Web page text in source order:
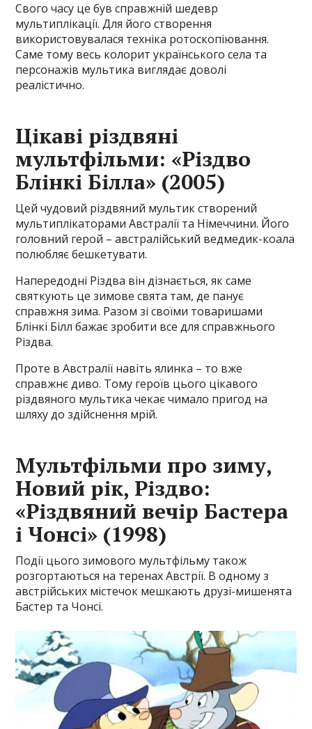
Свого часу це був справжній шедевр
мультиплікації. Для його створення
використовувалася техніка ротоскопіювання.
Саме тому весь колорит українського села та
персонажів мультика виглядає доволі
реалістично.
Цікаві різдвяні
мультфільми: «Різдво
Блінкі Білла» (2005)
Цей чудовий різдвяний мультик створений
мультиплікаторами Австралії та Німеччини. Його
головний герой – австралійський ведмедик-коала
полюбляє бешкетувати.
Напередодні Різдва він дізнається, як саме
святкують це зимове свята там, де панує
справжня зима. Разом зі своїми товаришами
Блінкі Білл бажає зробити все для справжнього
Різдва.
Проте в Австралії навіть ялинка – то вже
справжнє диво. Тому героїв цього цікавого
різдвяного мультика чекає чимало пригод на
шляху до здійснення мрій.
Мультфільми про зиму,
Новий рік, Різдво:
«Різдвяний вечір Бастера
і Чонсі» (1998)
Події цього зимового мультфільму також
розгортаються на теренах Австрії. В одному з
австрійських містечок мешкають друзі-мишенята
Бастер та Чонсі.